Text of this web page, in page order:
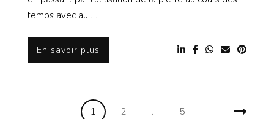
temps avec au …
En savoir plus
NavigationPage
1 Page
2 … Page
5